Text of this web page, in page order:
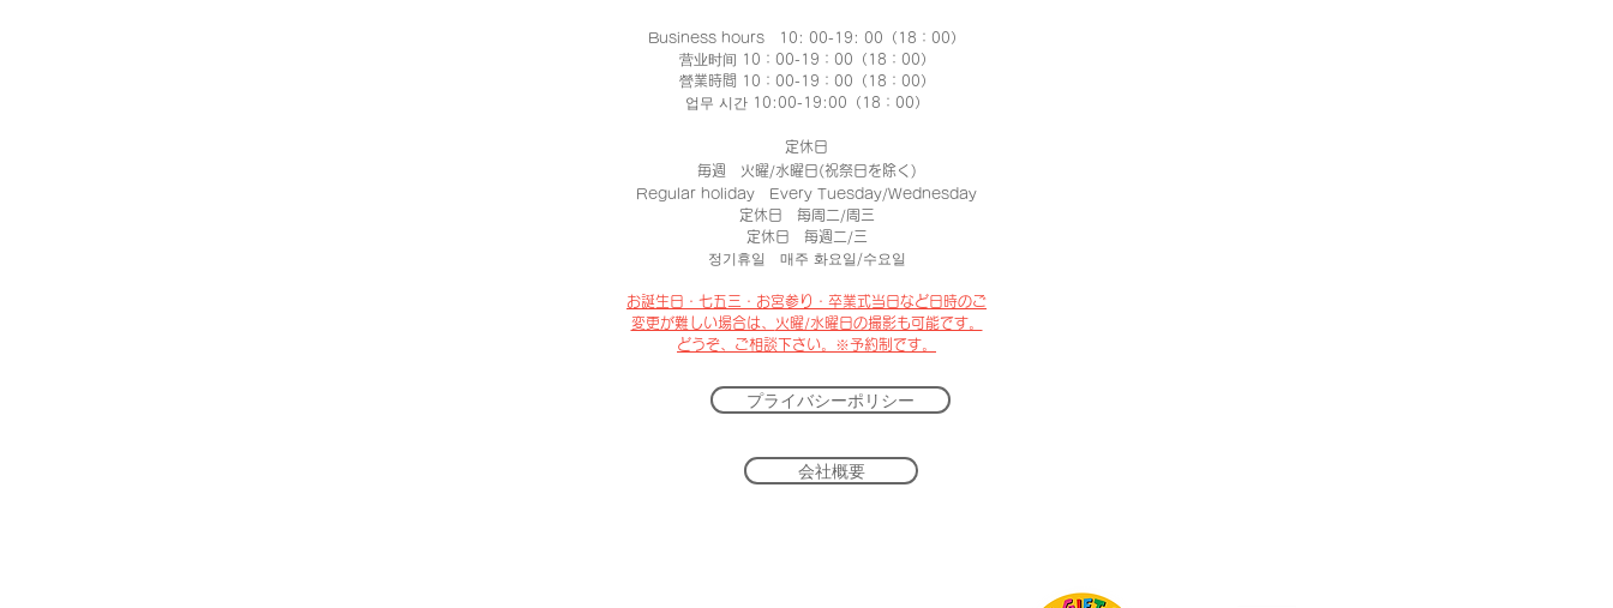
Business hours 10: 00-19: 00（18：00）
营业时间 10：00-19：00（18：00）
營業時間 10：00-19：00（18：00）
업무 시간 10:00-19:00（18：00）
定休日
毎週 火曜/水曜日(祝祭日を除く)
Regular holiday Every Tuesday/Wednesday
定休日 每周二/周三
定休日 每週二/三
정기휴일 매주 화요일/수요일
​お誕生日・七五三・お宮参り・卒業式当日など日時のご
変更が難しい場合は、
火曜/水曜日の撮影も可能です。
​どうぞ、 ご相談下さい。※予約制です。
プライバシーポリシー
会社概要